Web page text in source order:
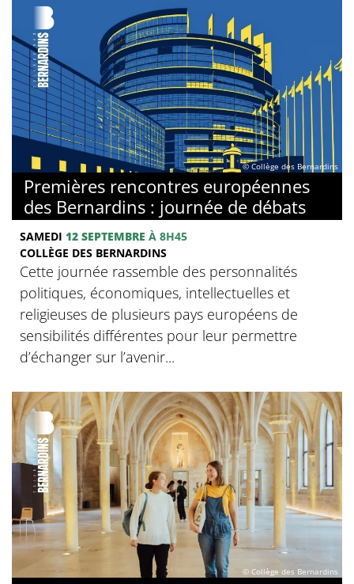
© Collège des Bernardins
Premières rencontres européennes
des Bernardins : journée de débats
SAMEDI 12 SEPTEMBRE À 8H45
COLLÈGE DES BERNARDINS
Cette journée rassemble des personnalités
politiques, économiques, intellectuelles et
religieuses de plusieurs pays européens de
sensibilités différentes pour leur permettre
d’échanger sur l’avenir...
© Collège des Bernardins